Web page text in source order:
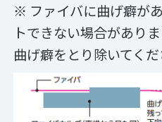
※ ファイバに曲げ癖が
トできない場合があり
曲げ癖をとり除いてくだ